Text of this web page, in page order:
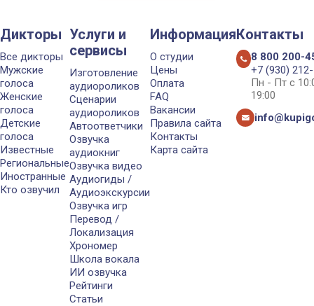
Дикторы
Все дикторы
Мужские
голоса
Женские
голоса
Детские
голоса
Известные
Региональные
Иностранные
Кто озвучил
Услуги и
сервисы
Изготовление
аудиороликов
Сценарии
аудиороликов
Автоответчики
Озвучка
аудиокниг
Озвучка видео
Аудиогиды /
Аудиоэкскурсии
Озвучка игр
Перевод /
Локализация
Хрономер
Школа вокала
ИИ озвучка
Рейтинги
Статьи
Информация
О студии
Цены
Оплата
FAQ
Вакансии
Правила сайта
Контакты
Карта сайта
Контакты
8 800 200-
+7 (930)
Пн - Пт с
19:00